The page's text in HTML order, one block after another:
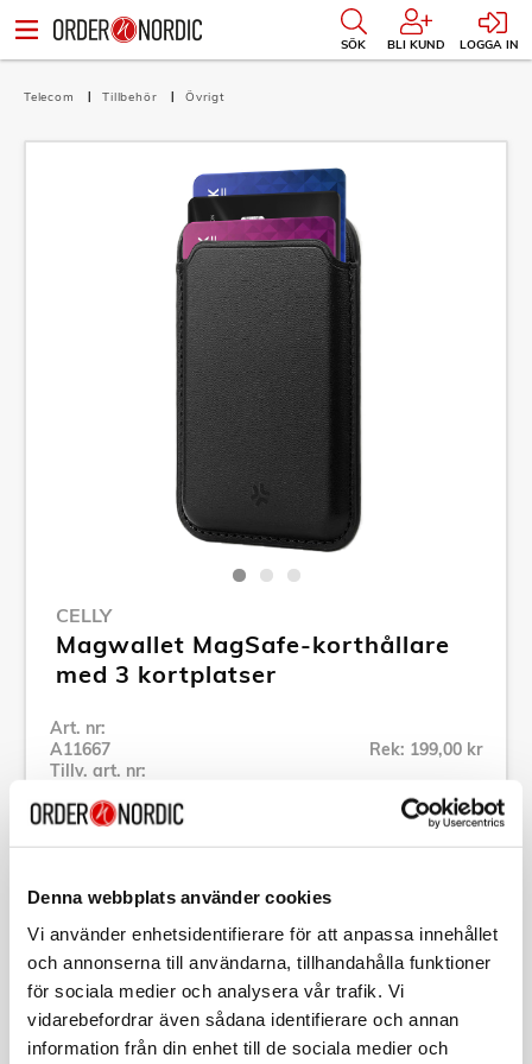
Denna webbplats använder cookies
Vi använder enhetsidentifierare för att anpassa innehållet
och annonserna till användarna, tillhandahålla funktioner
för sociala medier och analysera vår trafik. Vi
vidarebefordrar även sådana identifierare och annan
information från din enhet till de sociala medier och
SÖK BLI KUND LOGGA IN
Telecom Tillbehör Övrigt
CELLY
Magwallet MagSafe-korthållare
med 3 kortplatser
Art. nr:
A11667
Tillv. art. nr:
Rek: 199,00 kr
Se alla produkter inom Celly
Beskrivning
Art. nr:A11667